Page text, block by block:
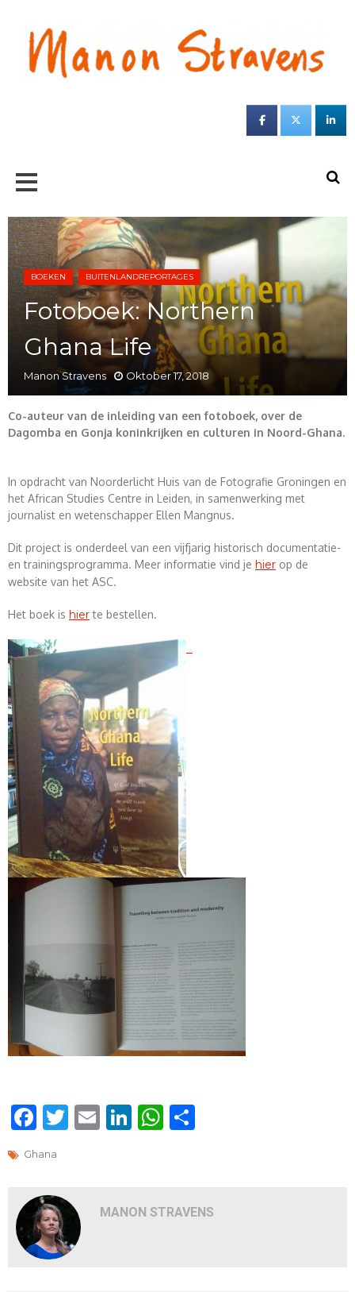
BOEKEN BUITENLANDREPORTAGES
Fotoboek: Northern
Ghana Life
Manon Stravens Oktober 17, 2018
Co-auteur van de inleiding van een fotoboek, over de
Dagomba en Gonja koninkrijken en culturen in Noord-Ghana.
In opdracht van Noorderlicht Huis van de Fotografie Groningen en
het African Studies Centre in Leiden, in samenwerking met
journalist en wetenschapper Ellen Mangnus.
Dit project is onderdeel van een vijfjarig historisch documentatie-
en trainingsprogramma. Meer informatie vind je hier op de
website van het ASC.
Het boek is hierte bestellen.
Facebook
Twitter
EmailLinkedIn
WhatsApp
Ghana
MANON STRAVENS